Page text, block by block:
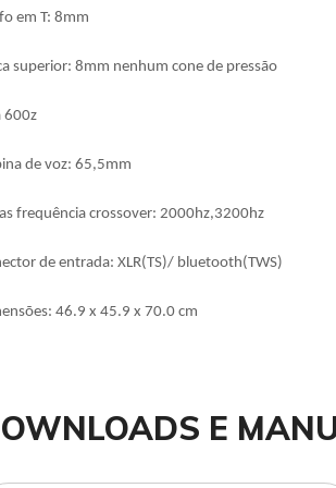
em T: 8mm
superior: 8mm nenhum cone de pressão
600z
de voz: 65,5mm
frequência crossover: 2000hz,3200hz
de entrada: XLR(TS)/ bluetooth(TWS)
46.9 x 45.9 x 70.0 cm
E